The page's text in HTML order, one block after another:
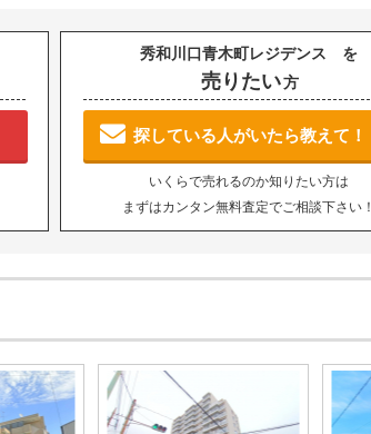
秀和川口青木町レジデンス を
売りたい方
探している人がいたら教えて！
いくらで売れるのか知りたい方は
まずはカンタン無料査定でご相談下さい！